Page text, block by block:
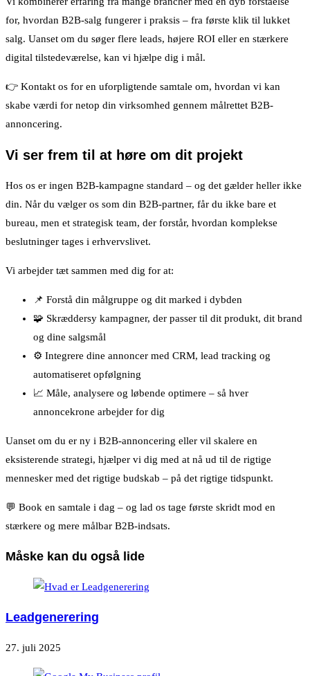
for, hvordan B2B-salg fungerer i praksis – fra første klik til lukket
salg. Uanset om du søger flere leads, højere ROI eller en stærkere
digital tilstedeværelse, kan vi hjælpe dig i mål.
👉 Kontakt os for en uforpligtende samtale om, hvordan vi kan
skabe værdi for netop din virksomhed gennem målrettet B2B-
annoncering.
Vi ser frem til at høre om dit projekt
Hos os er ingen B2B-kampagne standard – og det gælder heller ikke
din. Når du vælger os som din B2B-partner, får du ikke bare et
bureau, men et strategisk team, der forstår, hvordan komplekse
beslutninger tages i erhvervslivet.
Vi arbejder tæt sammen med dig for at:
📌 Forstå din målgruppe og dit marked i dybden
🧩 Skræddersy kampagner, der passer til dit produkt, dit brand
og dine salgsmål
⚙️ Integrere dine annoncer med CRM, lead tracking og
automatiseret opfølgning
📈 Måle, analysere og løbende optimere – så hver
annoncekrone arbejder for dig
Uanset om du er ny i B2B-annoncering eller vil skalere en
eksisterende strategi, hjælper vi dig med at nå ud til de rigtige
mennesker med det rigtige budskab – på det rigtige tidspunkt.
💬 Book en samtale i dag – og lad os tage første skridt mod en
stærkere og mere målbar B2B-indsats.
Måske kan du også lide
Leadgenerering
27. juli 2025